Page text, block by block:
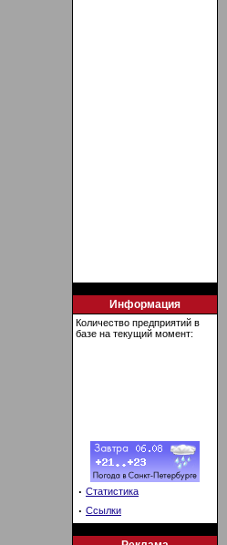
Информация
Количество предприятий в
базе на текущий момент:
· Статистика
· Ссылки